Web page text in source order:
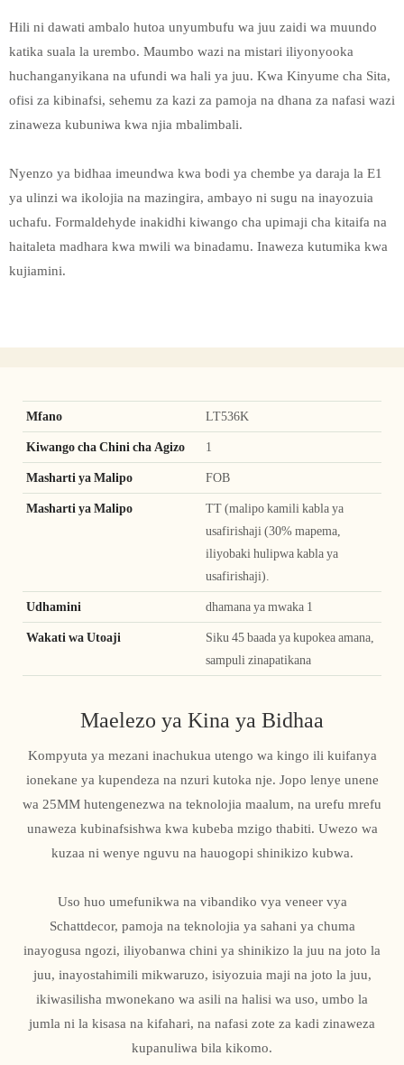
Hili ni dawati ambalo hutoa unyumbufu wa juu zaidi wa muundo
katika suala la urembo. Maumbo wazi na mistari iliyonyooka
huchanganyikana na ufundi wa hali ya juu. Kwa Kinyume cha Sita,
ofisi za kibinafsi, sehemu za kazi za pamoja na dhana za nafasi wazi
zinaweza kubuniwa kwa njia mbalimbali.
Nyenzo ya bidhaa imeundwa kwa bodi ya chembe ya daraja la E1
ya ulinzi wa ikolojia na mazingira, ambayo ni sugu na inayozuia
uchafu. Formaldehyde inakidhi kiwango cha upimaji cha kitaifa na
haitaleta madhara kwa mwili wa binadamu. Inaweza kutumika kwa
kujiamini.
Mfano LT536K
Kiwango cha Chini cha Agizo 1
Masharti ya Malipo FOB
Masharti ya Malipo
TT (malipo kamili kabla ya
usafirishaji (30% mapema,
iliyobaki hulipwa kabla ya
usafirishaji).
Udhamini dhamana ya mwaka 1
Wakati wa Utoaji
Siku 45 baada ya kupokea amana,
sampuli zinapatikana
Maelezo ya Kina ya Bidhaa
Kompyuta ya mezani inachukua utengo wa kingo ili kuifanya
ionekane ya kupendeza na nzuri kutoka nje. Jopo lenye unene
wa 25MM hutengenezwa na teknolojia maalum, na urefu mrefu
unaweza kubinafsishwa kwa kubeba mzigo thabiti. Uwezo wa
kuzaa ni wenye nguvu na hauogopi shinikizo kubwa.
Uso huo umefunikwa na vibandiko vya veneer vya
Schattdecor, pamoja na teknolojia ya sahani ya chuma
inayogusa ngozi, iliyobanwa chini ya shinikizo la juu na joto la
juu, inayostahimili mikwaruzo, isiyozuia maji na joto la juu,
ikiwasilisha mwonekano wa asili na halisi wa uso, umbo la
jumla ni la kisasa na kifahari, na nafasi zote za kadi zinaweza
kupanuliwa bila kikomo.